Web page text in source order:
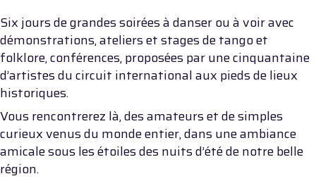
Six jours de grandes soirées à danser ou à voir avec
démonstrations, ateliers et stages de tango et
folklore, conférences, proposées par une cinquantaine
d’artistes du circuit international aux pieds de lieux
historiques.
Vous rencontrerez là, des amateurs et de simples
curieux venus du monde entier, dans une ambiance
amicale sous les étoiles des nuits d’été de notre belle
région.